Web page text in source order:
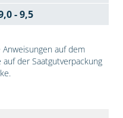
- 9,5
auf dem
der Saatgutverpackung